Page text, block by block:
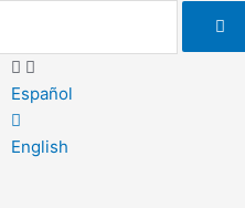
Español
English